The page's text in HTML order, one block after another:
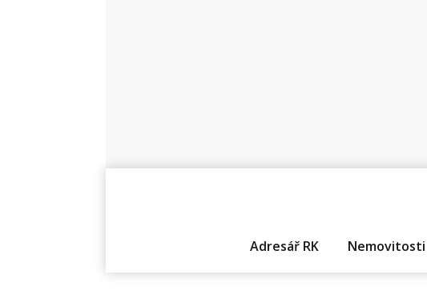
Adresář RK Nemovitosti